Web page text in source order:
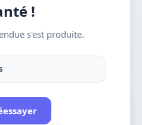
!
s'est produite.